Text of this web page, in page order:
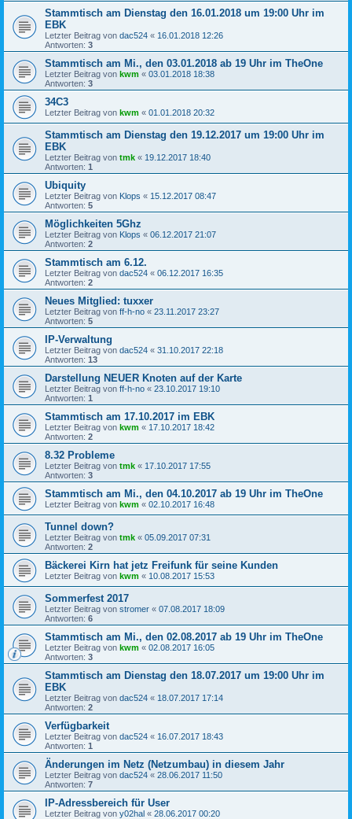
Stammtisch am Dienstag den 16.01.2018 um 19:00 Uhr im
EBK
Letzter Beitrag von dac524 « 16.01.2018 12:26
Antworten: 3
Stammtisch am Mi., den 03.01.2018 ab 19 Uhr im TheOne
Letzter Beitrag von kwm « 03.01.2018 18:38
Antworten: 3
34C3
Letzter Beitrag von kwm « 01.01.2018 20:32
Stammtisch am Dienstag den 19.12.2017 um 19:00 Uhr im
EBK
Letzter Beitrag von tmk « 19.12.2017 18:40
Antworten: 1
Ubiquity
Letzter Beitrag von Klops « 15.12.2017 08:47
Antworten: 5
Möglichkeiten 5Ghz
Letzter Beitrag von Klops « 06.12.2017 21:07
Antworten: 2
Stammtisch am 6.12.
Letzter Beitrag von dac524 « 06.12.2017 16:35
Antworten: 2
Neues Mitglied: tuxxer
Letzter Beitrag von ff-h-no « 23.11.2017 23:27
Antworten: 5
IP-Verwaltung
Letzter Beitrag von dac524 « 31.10.2017 22:18
Antworten: 13
Darstellung NEUER Knoten auf der Karte
Letzter Beitrag von ff-h-no « 23.10.2017 19:10
Antworten: 1
Stammtisch am 17.10.2017 im EBK
Letzter Beitrag von kwm « 17.10.2017 18:42
Antworten: 2
8.32 Probleme
Letzter Beitrag von tmk « 17.10.2017 17:55
Antworten: 3
Stammtisch am Mi., den 04.10.2017 ab 19 Uhr im TheOne
Letzter Beitrag von kwm « 02.10.2017 16:48
Tunnel down?
Letzter Beitrag von tmk « 05.09.2017 07:31
Antworten: 2
Bäckerei Kirn hat jetz Freifunk für seine Kunden
Letzter Beitrag von kwm « 10.08.2017 15:53
Sommerfest 2017
Letzter Beitrag von stromer « 07.08.2017 18:09
Antworten: 6
Stammtisch am Mi., den 02.08.2017 ab 19 Uhr im TheOne
Letzter Beitrag von kwm « 02.08.2017 16:05
Antworten: 3
Stammtisch am Dienstag den 18.07.2017 um 19:00 Uhr im
EBK
Letzter Beitrag von dac524 « 18.07.2017 17:14
Antworten: 2
Verfügbarkeit
Letzter Beitrag von dac524 « 16.07.2017 18:43
Antworten: 1
Änderungen im Netz (Netzumbau) in diesem Jahr
Letzter Beitrag von dac524 « 28.06.2017 11:50
Antworten: 7
IP-Adressbereich für User
Letzter Beitrag von y02hal « 28.06.2017 00:20